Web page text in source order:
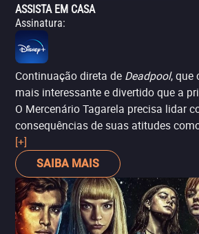
ASSISTA EM CASA
Assinatura:
Continuação direta de Deadpool, que
mais interessante e divertido que a
O Mercenário Tagarela precisa lidar
consequências de suas atitudes
vontade de ter, dentro do possível,
Ele acaba reunindo uma improvável
que traz a participação especial de
conhecidos. Outro destaque é Josh
Cable, faz uma interessante dupla
Apesar do excesso de sangue, ação
[+]
SAIBA MAIS